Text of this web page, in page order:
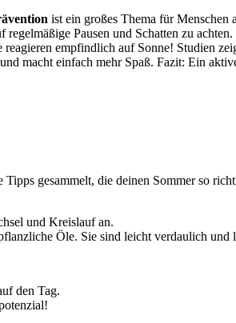
ist ein großes Thema für Menschen
Pausen und Schatten zu
empfindlich auf Sonne! Studien
macht einfach mehr Spaß. Fazit: Ein
gesammelt, die deinen Sommer so
und Kreislauf an.
Öle. Sie sind leicht verdaulich
den Tag.